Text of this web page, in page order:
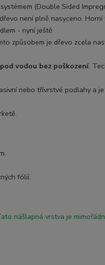
systémem (Double Sided
není plně nasyceno.
- nyní ještě
způsobem je dřevo zcela
vodou bez poškození.
nebo třívrstvé podlahy a
fólií.
nášlapná vrstva je